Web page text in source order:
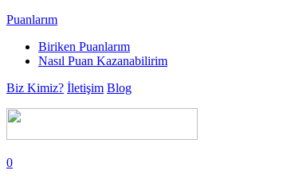
Puanlarım
Biriken Puanlarım
Nasıl Puan Kazanabilirim
Biz Kimiz? İletişim Blog
0